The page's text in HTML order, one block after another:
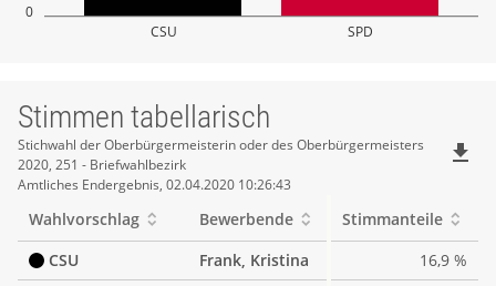
0
CSU SPD
Stimmen tabellarisch
Stimmen
tabellarisch
Stichwahl der Oberbürgermeisterin oder des Oberbürgermeisters
2020, 251 - Briefwahlbezirk
Amtliches Endergebnis, 02.04.2020 10:26:43
file_download
Wahlvorschlag Bewerbende
Stimmanteile
CSU
Frank, Kristina
16,9 %